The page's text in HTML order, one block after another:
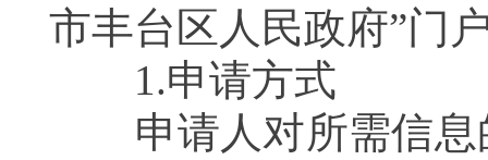
市丰台区人民政府”门
1.申请方式
申请人对所需信息